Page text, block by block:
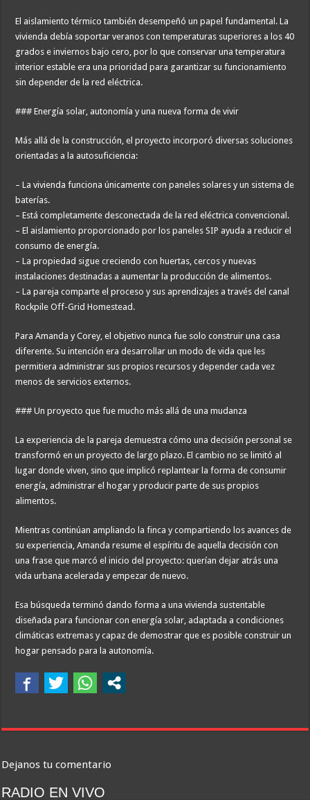
El aislamiento térmico también desempeñó un papel fundamental. La
vivienda debía soportar veranos con temperaturas superiores a los 40
grados e inviernos bajo cero, por lo que conservar una temperatura
interior estable era una prioridad para garantizar su funcionamiento
sin depender de la red eléctrica.
### Energía solar, autonomía y una nueva forma de vivir
Más allá de la construcción, el proyecto incorporó diversas soluciones
orientadas a la autosuficiencia:
– La vivienda funciona únicamente con paneles solares y un sistema de
baterías.
– Está completamente desconectada de la red eléctrica convencional.
– El aislamiento proporcionado por los paneles SIP ayuda a reducir el
consumo de energía.
– La propiedad sigue creciendo con huertas, cercos y nuevas
instalaciones destinadas a aumentar la producción de alimentos.
– La pareja comparte el proceso y sus aprendizajes a través del canal
Rockpile Off-Grid Homestead.
Para Amanda y Corey, el objetivo nunca fue solo construir una casa
diferente. Su intención era desarrollar un modo de vida que les
permitiera administrar sus propios recursos y depender cada vez
menos de servicios externos.
### Un proyecto que fue mucho más allá de una mudanza
La experiencia de la pareja demuestra cómo una decisión personal se
transformó en un proyecto de largo plazo. El cambio no se limitó al
lugar donde viven, sino que implicó replantear la forma de consumir
energía, administrar el hogar y producir parte de sus propios
alimentos.
Mientras continúan ampliando la finca y compartiendo los avances de
su experiencia, Amanda resume el espíritu de aquella decisión con
una frase que marcó el inicio del proyecto: querían dejar atrás una
vida urbana acelerada y empezar de nuevo.
Esa búsqueda terminó dando forma a una vivienda sustentable
diseñada para funcionar con energía solar, adaptada a condiciones
climáticas extremas y capaz de demostrar que es posible construir un
hogar pensado para la autonomía.
Dejanos tu comentario
RADIO EN VIVO